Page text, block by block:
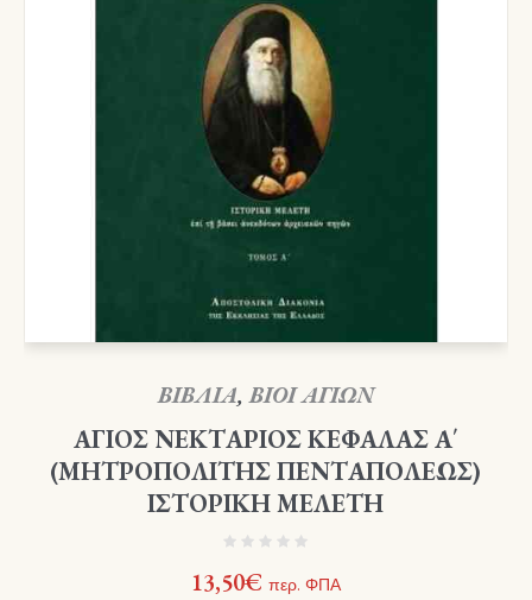
ΒΙΒΛΙΑ,ΒΙΟΙ ΑΓΙΩΝ
ΑΓΙΟΣ ΝΕΚΤΑΡΙΟΣ ΚΕΦΑΛΑΣ Α΄
(ΜΗΤΡΟΠΟΛΙΤΗΣ ΠΕΝΤΑΠΟΛΕΩΣ)
ΙΣΤΟΡΙΚΗ ΜΕΛΕΤΗ
13,50€ περ. ΦΠΑ